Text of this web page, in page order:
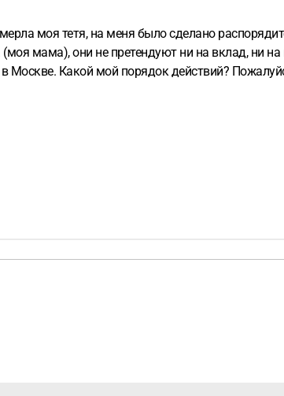
моя тетя, на меня было сделано
(моя мама), они не претендуют ни на вклад, ни
Какой мой порядок действий?